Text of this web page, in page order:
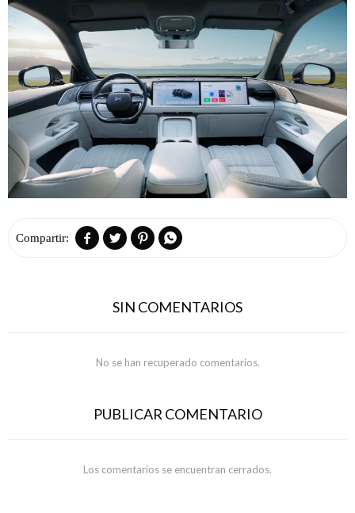
   
SIN COMENTARIOS
No se han recuperado comentarios.
PUBLICAR COMENTARIO
Los comentarios se encuentran cerrados.